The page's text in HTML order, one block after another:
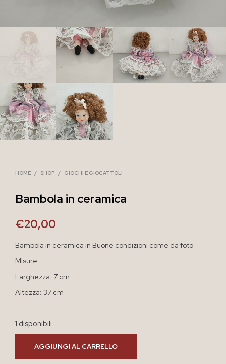
HOME / SHOP / GIOCHI E GIOCATTOLI
Bambola in ceramica
€20,00
Bambola in ceramica in Buone condizioni come da foto
Misure:
Larghezza: 7 cm
Altezza: 37 cm
1 disponibili
AGGIUNGI AL CARRELLO